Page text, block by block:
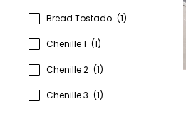
Bread Tostado (1)
Chenille 1 (1)
Chenille 2 (1)
Chenille 3 (1)